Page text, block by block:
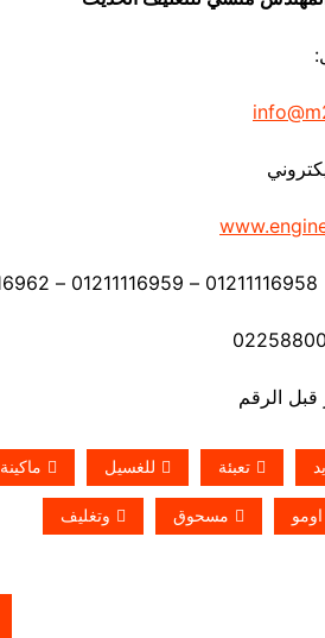
تعبئة للغسيل ماكينة
مسحوق وتغليف